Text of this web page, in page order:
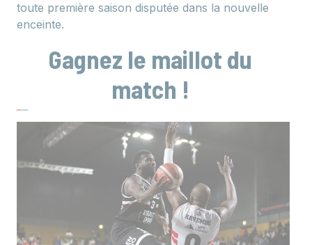
toute première saison disputée dans la nouvelle
enceinte.
Gagnez le maillot du
match !